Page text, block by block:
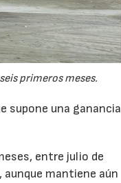
primeros meses.
supone una ganancia
entre julio de
mantiene aún